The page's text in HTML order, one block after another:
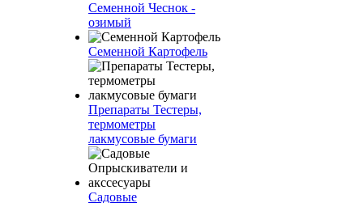
Семенной Чеснок -
озимый
Семенной Картофель
Препараты Тестеры,
термометры
лакмусовые бумаги
Садовые